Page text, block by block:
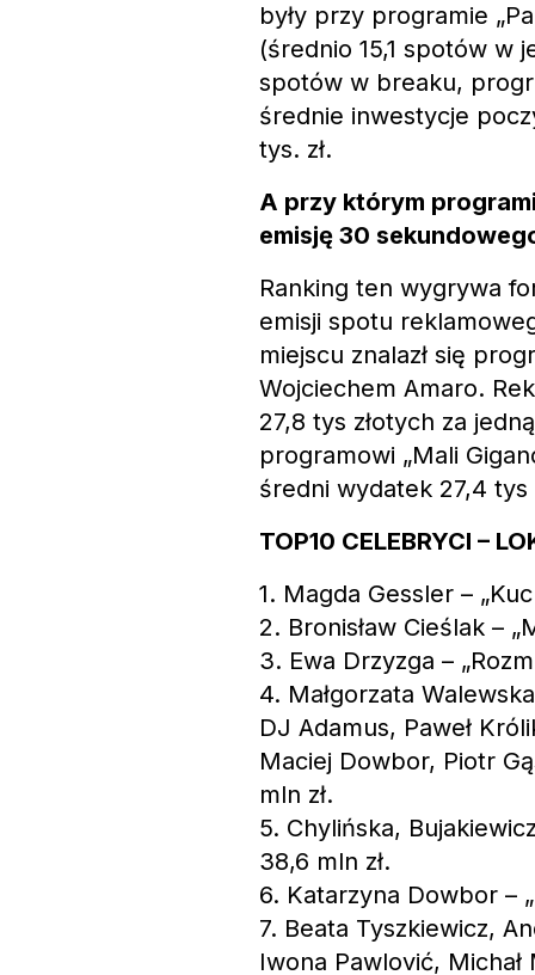
były przy programie
(średnio 15,1 spotów w
spotów w breaku,
średnie inwestycje
tys. zł.
A przy którym
emisję 30
Ranking ten wygrywa
emisji spotu
miejscu znalazł się
Wojciechem Amaro.
27,8 tys złotych za
programowi „Mali
średni wydatek 27,4 tys
TOP10 CELEBRYCI –
1. Magda Gessler –
2. Bronisław Cieślak –
3. Ewa Drzyzga –
4. Małgorzata
DJ Adamus, Paweł
Maciej Dowbor, Piotr
mln zł.
5. Chylińska,
38,6 mln zł.
6. Katarzyna Dowbor –
7. Beata Tyszkiewicz,
Iwona Pawlović, Michał